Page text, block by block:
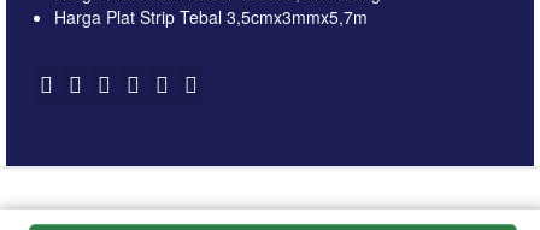
Harga Plat Strip Tebal 3,5cmx3mmx5,7m